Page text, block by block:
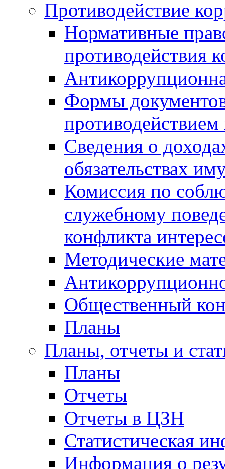
Противодействие
Нормативные
противодействия
Формы
Сведения о
обязательствах
Комиссия по
служебному
конфликта
Методические
Общественный
Планы
Планы, отчеты и
Планы
Отчеты
Отчеты в ЦЗН
Статистическая
Информация о